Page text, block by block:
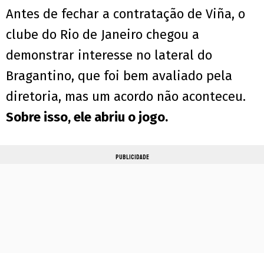
Antes de fechar a contratação de Viña, o
clube do Rio de Janeiro chegou a
demonstrar interesse no lateral do
Bragantino, que foi bem avaliado pela
diretoria, mas um acordo não aconteceu.
Sobre isso, ele abriu o jogo.
PUBLICIDADE